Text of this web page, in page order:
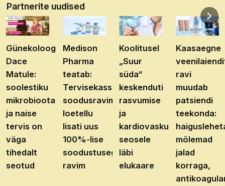
Partnerite uudised
Günekoloog
Dace
Matule:
soolestiku
mikrobioota
ja naise
tervis on
väga
tihedalt
seotud
Medison
Pharma
teatab:
Tervisekassa
soodusravimite
loetellu
lisati uus
100%-lise
soodustusega
ravim
Koolitusel
„Suur
süda“
keskenduti
rasvumise
ja
kardiovaskulaarhaiguste
seosele
läbi
elukaare
Kaasaegne
ravi
muudab
patsiendi
teekonda:
mõlemad
jalad
korraga,